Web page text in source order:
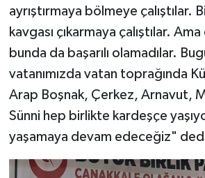
ayrıştırmaya bölmeye çalıştılar.
kavgası çıkarmaya çalıştılar.
bunda da başarılı olamadılar.
vatanımızda vatan toprağında
Arap Boşnak, Çerkez, Arnavut,
Sünni hep birlikte kardeşçe
yaşamaya devam edeceğiz"